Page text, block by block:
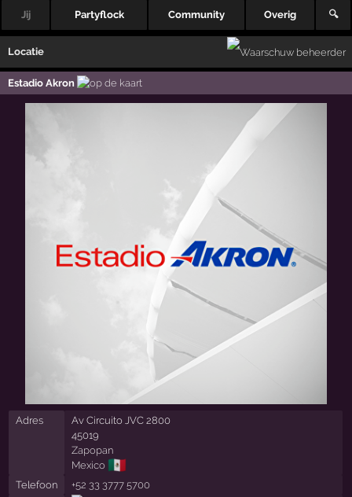
Jij Partyflock Community Overig 🔍
Locatie
Estadio Akron
Adres
Av Circuito JVC 2800
45019
Zapopan
Mexico 🇲🇽
Telefoon
+52 33 3777 5700